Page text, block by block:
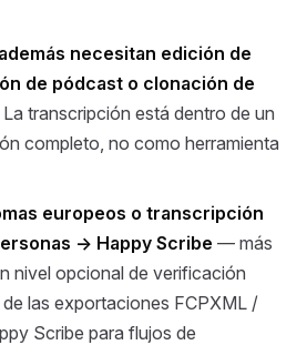
necesitan edición de
de pódcast o clonación de
La transcripción está dentro de un
completo, no como herramienta
europeos o transcripción
→ Happy Scribe — más
nivel opcional de verificación
las exportaciones FCPXML /
Scribe para flujos de